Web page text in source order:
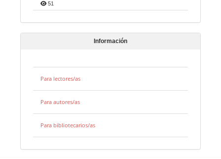
51
Información
Para lectores/as
Para autores/as
Para bibliotecarios/as